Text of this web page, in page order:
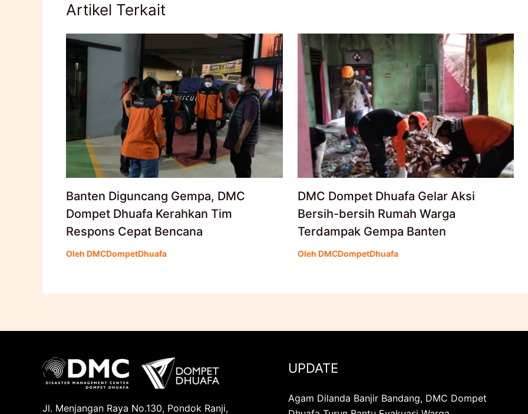
Artikel Terkait
Banten Diguncang Gempa, DMC
Dompet Dhuafa Kerahkan Tim
Respons Cepat Bencana
Oleh DMCDompetDhuafa
DMC Dompet Dhuafa Gelar Aksi
Bersih-bersih Rumah Warga
Terdampak Gempa Banten
Oleh DMCDompetDhuafa
Jl. Menjangan Raya No.130, Pondok Ranji,
UPDATE
Agam Dilanda Banjir Bandang, DMC Dompet